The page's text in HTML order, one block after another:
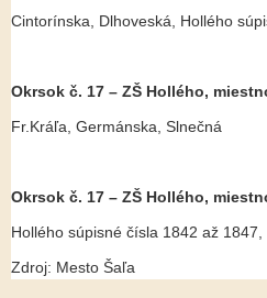
Cintorínska, Dlhoveská, Hollého
Okrsok č. 17 – ZŠ Hollého,
Fr.Kráľa, Germánska, Slnečná
Okrsok č. 17 – ZŠ Hollého,
Hollého súpisné čísla 1842 až 1847,
Zdroj: Mesto Šaľa